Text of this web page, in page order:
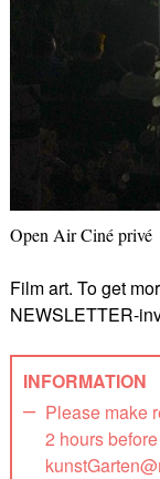
Open Air Ciné privé
Film art. To get
NEWSLETTER-
INFORMATION
Please make
2 hours